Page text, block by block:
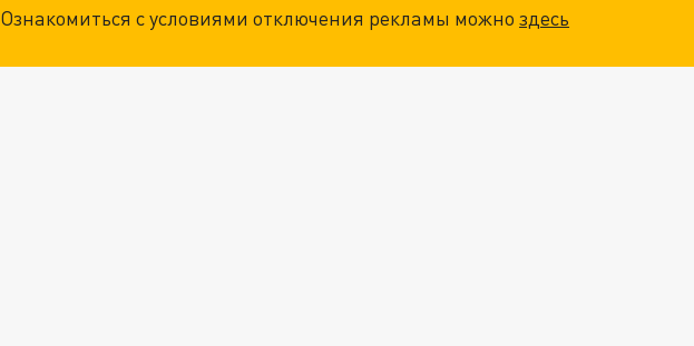
Ознакомиться с условиями отключения рекламы можноздесь